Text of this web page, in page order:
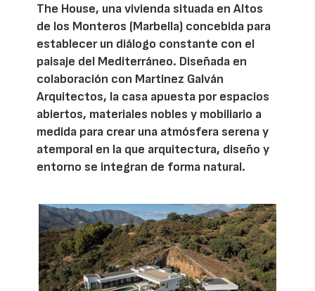
The House, una vivienda situada en Altos
de los Monteros (Marbella) concebida para
establecer un diálogo constante con el
paisaje del Mediterráneo. Diseñada en
colaboración con Martinez Galván
Arquitectos, la casa apuesta por espacios
abiertos, materiales nobles y mobiliario a
medida para crear una atmósfera serena y
atemporal en la que arquitectura, diseño y
entorno se integran de forma natural.